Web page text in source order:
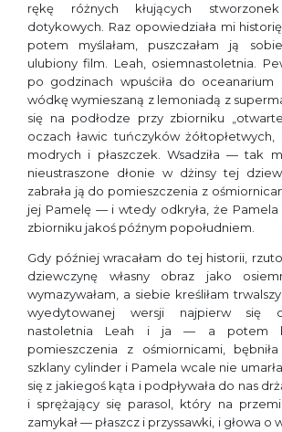
rękę różnych kłujących
dotykowych. Raz opowiedziała mi
potem myślałam, puszczałam ją
ulubiony film. Leah, osiemnastoletnia.
po godzinach wpuściła do oceanarium
wódkę wymieszaną z lemoniadą z
się na podłodze przy zbiorniku
oczach ławic tuńczyków żółtopłetwych,
modrych i płaszczek. Wsadziła — tak
nieustraszone dłonie w dżinsy tej
zabrała ją do pomieszczenia z
jej Pamelę — i wtedy odkryła, że Pamela
zbiorniku jakoś późnym popołudniem.
Gdy później wracałam do tej historii,
dziewczynę własny obraz jako
wymazywałam, a siebie kreśliłam
wyedytowanej wersji najpierw się
nastoletnia Leah i ja — a potem
pomieszczenia z ośmiornicami,
szklany cylinder i Pamela wcale nie
się z jakiegoś kąta i podpływała do nas
i sprężający się parasol, który na
zamykał — płaszcz i przyssawki, i głowa o